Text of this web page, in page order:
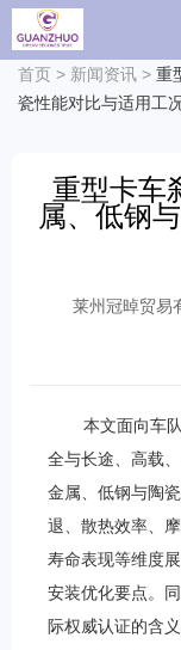
首页 > 新闻资讯 > 重
瓷性能对比与适用工
重型卡车
属、低钢
莱州冠晫贸易
本文面向车
全与长途、高载
金属、低钢与陶
退、散热效率、
寿命表现等维度
安装优化要点。
际权威认证的含